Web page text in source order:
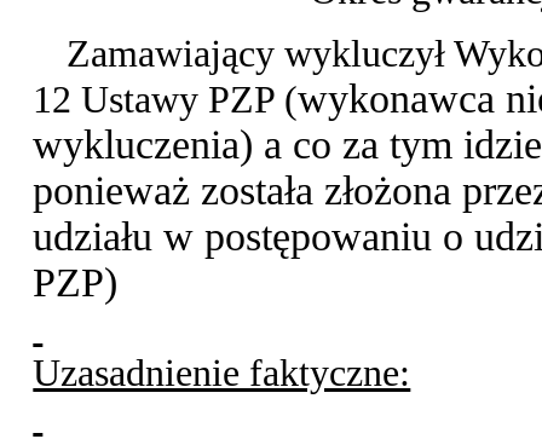
Zamawiający wykluczył
12 Ustawy PZP (wykonawca
wykluczenia) a co za tym
ponieważ została złożona
udziału w postępowaniu o
PZP)
Uzasadnienie faktyczne: